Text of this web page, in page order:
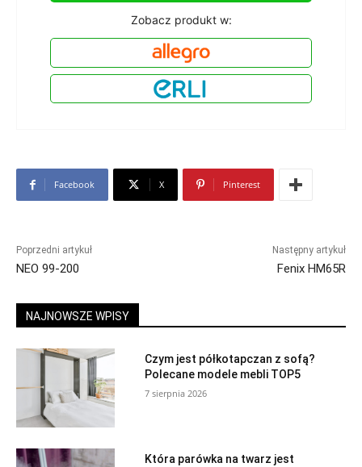
Zobacz produkt w:
Facebook X Pinterest
Poprzedni artykuł
NEO 99-200
Następny artykuł
Fenix HM65R
NAJNOWSZE WPISY
Czym jest półkotapczan z sofą?
Polecane modele mebli TOP5
7 sierpnia 2026
Która parówka na twarz jest